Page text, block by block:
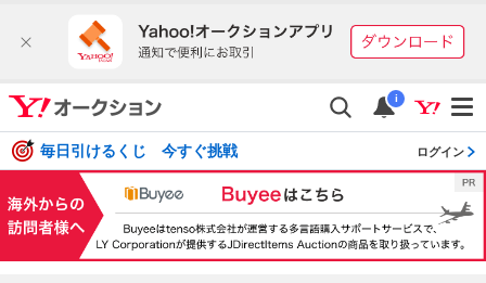
i
毎日引けるくじ 今すぐ挑戦 ログイン